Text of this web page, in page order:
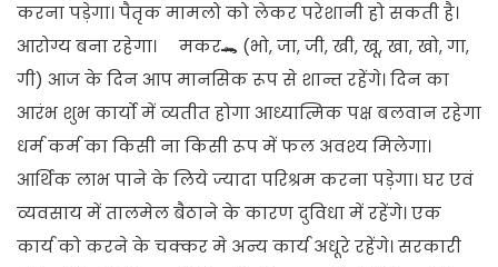
करना पड़ेगा। पैतृक मामलो को लेकर परेशानी हो सकती है।
आरोग्य बना रहेगा। मकर🐊 (भो, जा, जी, खी, खू, खा, खो, गा,
गी) आज के दिन आप मानसिक रूप से शान्त रहेंगे। दिन का
आरंभ शुभ कार्यो में व्यतीत होगा आध्यात्मिक पक्ष बलवान रहेगा
धर्म कर्म का किसी ना किसी रूप में फल अवश्य मिलेगा।
आर्थिक लाभ पाने के लिये ज्यादा परिश्रम करना पड़ेगा। घर एवं
व्यवसाय में तालमेल बैठाने के कारण दुविधा में रहेंगे। एक
कार्य को करने के चक्कर मे अन्य कार्य अधूरे रहेंगे। सरकारी